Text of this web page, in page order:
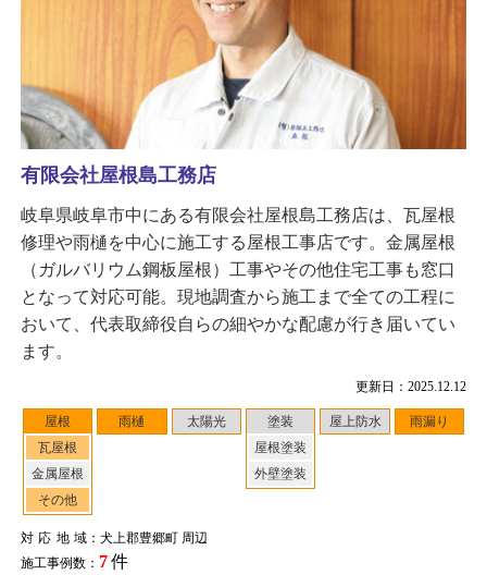
更新日：2025.12.12
屋根
瓦屋根
金属屋根
その他
雨樋 太陽光
塗装
屋根塗装
外壁塗装
屋上防水 雨漏り
対応地域：犬上郡豊郷町 周辺
施工事例数： 7件
有限会社屋根島工務店
岐阜県岐阜市中にある有限会社屋根島工務店は、瓦屋根
修理や雨樋を中心に施工する屋根工事店です。金属屋根
（ガルバリウム鋼板屋根）工事やその他住宅工事も窓口
となって対応可能。現地調査から施工まで全ての工程に
おいて、代表取締役自らの細やかな配慮が行き届いてい
ます。